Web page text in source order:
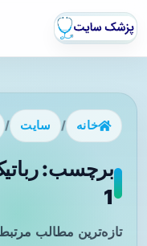
خانه / سایت /
برچسب:
1
تازه‌ترین مطالب